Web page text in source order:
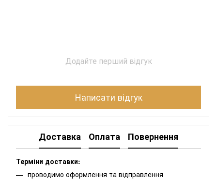
Додайте перший відгук
Написати відгук
Доставка Оплата Повернення
Терміни доставки:
проводимо оформлення та відправлення